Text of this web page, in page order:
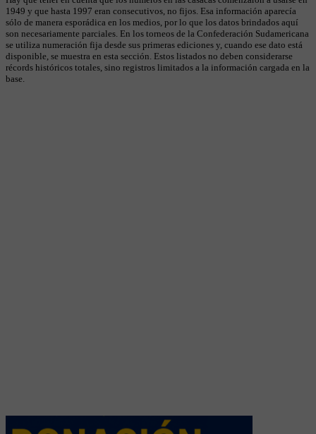
1949 y que hasta 1997 eran consecutivos, no fijos. Esa información aparecía
sólo de manera esporádica en los medios, por lo que los datos brindados aquí
son necesariamente parciales. En los torneos de la Confederación Sudamericana
se utiliza numeración fija desde sus primeras ediciones y, cuando ese dato está
disponible, se muestra en esta sección. Estos listados no deben considerarse
récords históricos totales, sino registros limitados a la información cargada en la
base.